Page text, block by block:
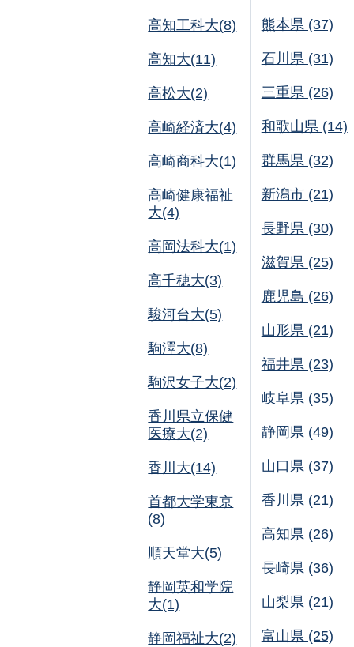
高知工科大(8)
高知大(11)
高松大(2)
高崎経済大(4)
高崎商科大(1)
高崎健康福祉
大(4)
高岡法科大(1)
高千穂大(3)
駿河台大(5)
駒澤大(8)
駒沢女子大(2)
香川県立保健
医療大(2)
香川大(14)
首都大学東京
(8)
順天堂大(5)
静岡英和学院
大(1)
静岡福祉大(2)
熊本県 (37)
石川県 (31)
三重県 (26)
和歌山県 (14)
群馬県 (32)
新潟市 (21)
長野県 (30)
滋賀県 (25)
鹿児島 (26)
山形県 (21)
福井県 (23)
岐阜県 (35)
静岡県 (49)
山口県 (37)
香川県 (21)
高知県 (26)
長崎県 (36)
山梨県 (21)
富山県 (25)